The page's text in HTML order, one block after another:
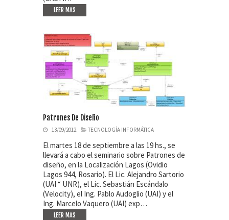
LEER MAS
Patrones De Diseño
13/09/2012 TECNOLOGÍA INFORMÁTICA
El martes 18 de septiembre a las 19 hs., se
llevará a cabo el seminario sobre Patrones de
diseño, en la Localización Lagos (Ovidio
Lagos 944, Rosario). El Lic. Alejandro Sartorio
(UAI “ UNR), el Lic. Sebastián Escándalo
(Velocity), el Ing. Pablo Audoglio (UAI) y el
Ing. Marcelo Vaquero (UAI) exp…
LEER MAS